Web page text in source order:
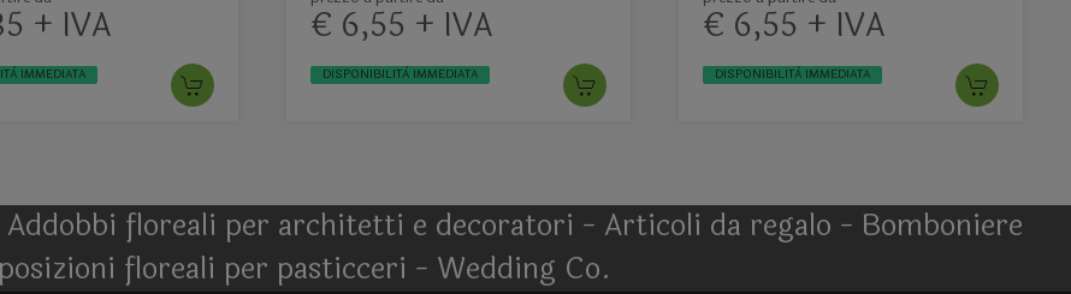
+ IVA
IMMEDIATA
€ 6,55 + IVA
DISPONIBILITÀ IMMEDIATA
€ 6,55 + IVA
DISPONIBILITÀ IMMEDIATA
floreali per architetti e decoratori - Articoli da regalo - Bomboniere
floreali per pasticceri - Wedding Co.